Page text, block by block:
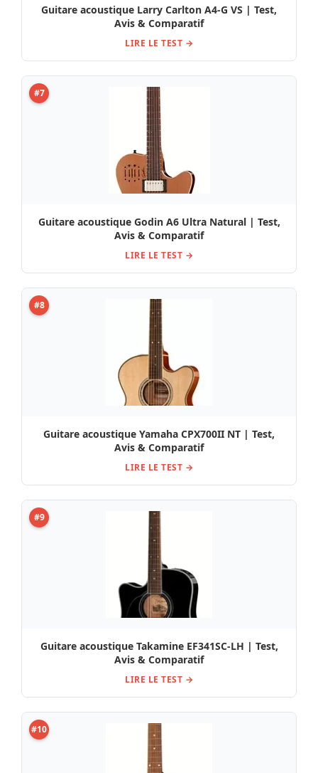
Guitare acoustique Larry Carlton A4-G VS | Test,
Avis & Comparatif
LIRE LE TEST →
#7
Guitare acoustique Godin A6 Ultra Natural | Test,
Avis & Comparatif
LIRE LE TEST →
#8
Guitare acoustique Yamaha CPX700II NT | Test,
Avis & Comparatif
LIRE LE TEST →
#9
Guitare acoustique Takamine EF341SC-LH | Test,
Avis & Comparatif
LIRE LE TEST →
#10